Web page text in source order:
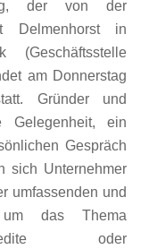
der von der
Delmenhorst in
am Donnerstag
Gründer und
Gelegenheit, ein
Gespräch
sich Unternehmer
umfassenden und
um das Thema
oder